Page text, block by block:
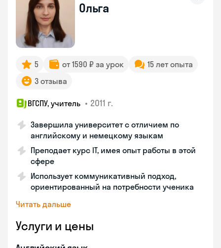
Ольга
5 от 1590 ₽ за урок
15 лет опыта
3 отзыва
ВГСПУ, учитель • 2011 г.
Завершила университет с отличием по
английскому и немецкому языкам
Преподает курс IT, имея опыт работы в этой
сфере
Использует коммуникативный подход,
ориентированный на потребности ученика
Читать дальше
Услуги и цены